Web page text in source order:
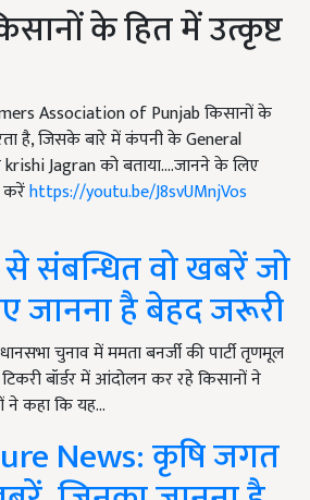
के हित में उत्कृष्ट
Association of Punjab किसानों के
है, जिसके बारे में कंपनी के General
Jagran को बताया....जानने के लिए
करेंhttps://youtu.be/J8svUMnjVos
संबन्धित वो खबरें जो
जानना है बेहद जरूरी
चुनाव में ममता बनर्जी की पार्टी तृणमूल
बॉर्डर में आंदोलन कर रहे किसानों ने
ने कहा कि यह…
News: कृषि जगत